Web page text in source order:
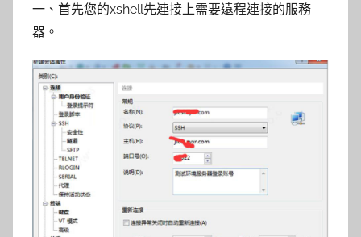
一、首先您的xshell先連接上需要遠程連接的服務
器。